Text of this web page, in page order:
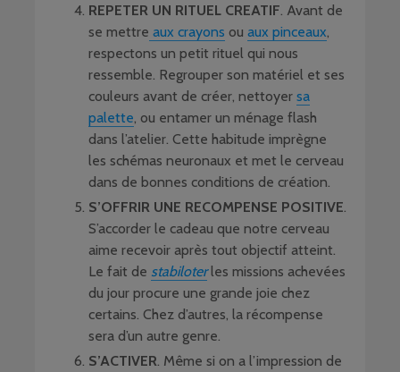
REPETER UN RITUEL CREATIF. Avant de
se mettre aux crayons ou aux pinceaux,
respectons un petit rituel qui nous
ressemble. Regrouper son matériel et ses
couleurs avant de créer, nettoyer sa
palette, ou entamer un ménage flash
dans l’atelier. Cette habitude imprègne
les schémas neuronaux et met le cerveau
dans de bonnes conditions de création.
S’OFFRIR UNE RECOMPENSE POSITIVE.
S’accorder le cadeau que notre cerveau
aime recevoir après tout objectif atteint.
Le fait de stabiloterles missions achevées
du jour procure une grande joie chez
certains. Chez d’autres, la récompense
sera d’un autre genre.
S’ACTIVER. Même si on a l’impression de